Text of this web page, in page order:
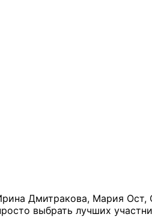
Дмитракова, Мария
выбрать лучших